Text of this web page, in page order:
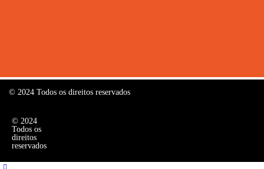
© 2024 Todos os direitos reservados
© 2024
Todos os
direitos
reservados